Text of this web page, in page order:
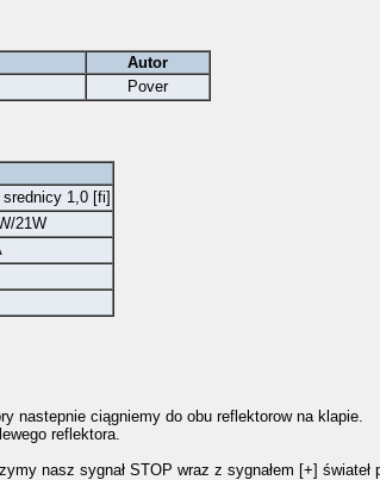
Autor
Pover
1,0 [fi]
21W
nastepnie ciągniemy do obu reflektorow na klapie.
reflektora.
nasz sygnał STOP wraz z sygnałem [+]